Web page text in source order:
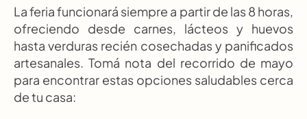
La feria funcionará siempre a partir de las 8 horas,
ofreciendo desde carnes, lácteos y huevos
hasta verduras recién cosechadas y panificados
artesanales. Tomá nota del recorrido de mayo
para encontrar estas opciones saludables cerca
de tu casa: